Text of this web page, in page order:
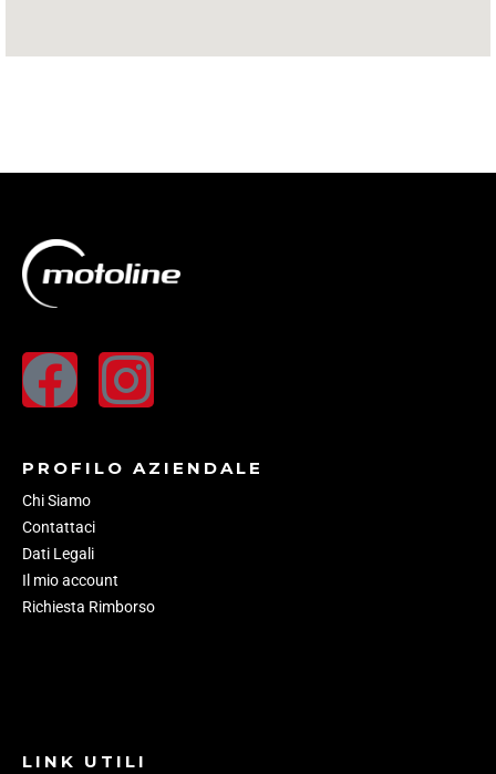
PROFILO AZIENDALE
Chi Siamo
Contattaci
Dati Legali
Il mio account
Richiesta Rimborso
LINK UTILI